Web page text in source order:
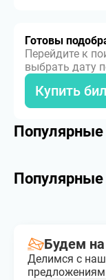
Готовы
Перейдите к
выбрать дату
Купить
Популярные
Популярные
Будем на
Делимся с